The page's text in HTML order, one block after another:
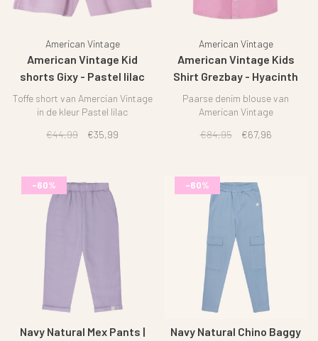
American Vintage
American Vintage Kid
shorts Gixy - Pastel lilac
Toffe short van Amercian Vintage
in de kleur Pastel lilac
€44,99
€35,99
American Vintage
American Vintage Kids
Shirt Grezbay - Hyacinth
Paarse denim blouse van
American Vintage
€84,95
€67,96
-60%
Navy Natural Mex Pants |
-60%
Navy Natural Chino Baggy